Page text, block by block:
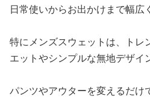
日常使いからお出かけまで幅広
特にメンズスウェットは、トレ
エットやシンプルな無地デザイ
パンツやアウターを変えるだけ